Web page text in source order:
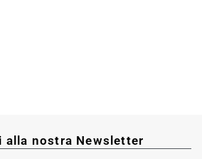
alla nostra Newsletter